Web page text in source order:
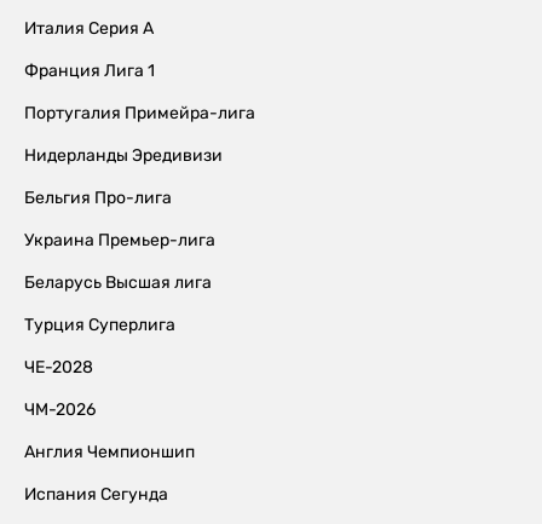
Италия Серия А
Франция Лига 1
Португалия Примейра-лига
Нидерланды Эредивизи
Бельгия Про-лига
Украина Премьер-лига
Беларусь Высшая лига
Турция Суперлига
ЧЕ-2028
ЧМ-2026
Англия Чемпионшип
Испания Сегунда